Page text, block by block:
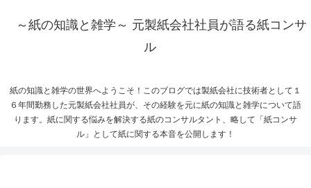
～紙の知識と雑学～ 元製紙会社社員が語る紙コンサ
ル
紙の知識と雑学の世界へようこそ！このブログでは製紙会社に技術者として１
６年間勤務した元製紙会社社員が、その経験を元に紙の知識と雑学について語
ります。紙に関する悩みを解決する紙のコンサルタント、略して「紙コンサ
ル」として紙に関する本音を公開します！